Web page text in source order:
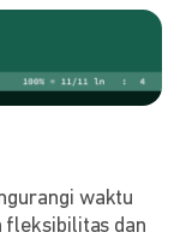
waktu
fleksibilitas dan